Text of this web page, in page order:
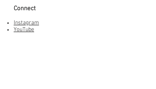
Connect
Instagram
YouTube